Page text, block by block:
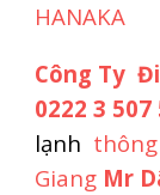
HANAKA
Công Ty
0222 3 507
lạnh
Giang Mr